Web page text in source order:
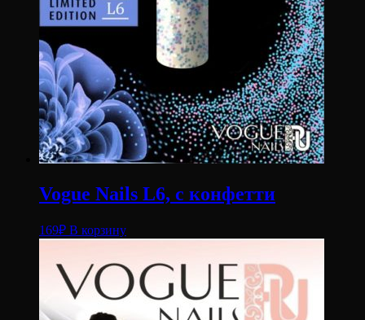
Vogue Nails L6, с конфетти
169₽ В корзину